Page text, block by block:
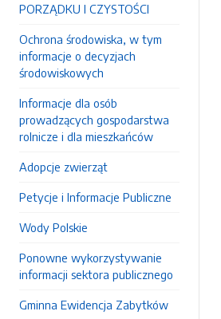
PORZĄDKU I CZYSTOŚCI
Ochrona środowiska, w tym
informacje o decyzjach
środowiskowych
Informacje dla osób
prowadzących gospodarstwa
rolnicze i dla mieszkańców
Adopcje zwierząt
Petycje i Informacje Publiczne
Wody Polskie
Ponowne wykorzystywanie
informacji sektora publicznego
Gminna Ewidencja Zabytków